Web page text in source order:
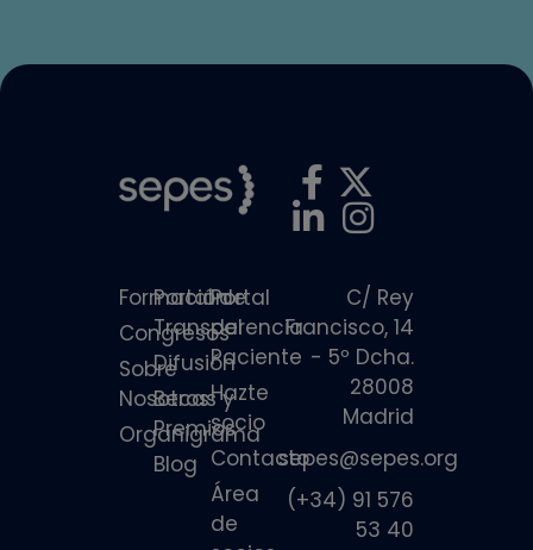
Formación
Congresos
Sobre
Nosotros
Organigrama
Portal de
Transparencia
Difusión
Becas y
Premios
Blog
Portal
del
Paciente
Hazte
socio
Contacto
Área
de
C/ Rey
Francisco, 14
- 5º Dcha.
28008
Madrid
sepes@sepes.org
(+34) 91 576
53 40